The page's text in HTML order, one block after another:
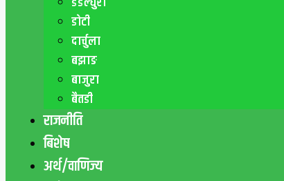
डाेटी
दार्चुला
बझाङ
बाजुरा
बैतडी
राजनीति
बिशेष
अर्थ/वाणिज्य